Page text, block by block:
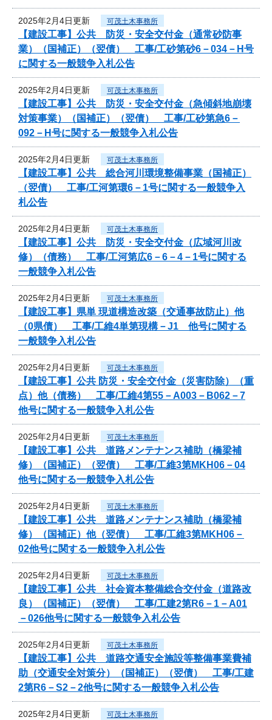
2025年2月4日更新 可茂土木事務所
【建設工事】公共 防災・安全交付金（通常砂防事
業）（国補正）（翌債） 工事/工砂第砂6－034－H号
に関する一般競争入札公告
2025年2月4日更新 可茂土木事務所
【建設工事】公共 防災・安全交付金（急傾斜地崩壊
対策事業）（国補正）（翌債） 工事/工砂第急6－
092－H号に関する一般競争入札公告
2025年2月4日更新 可茂土木事務所
【建設工事】公共 総合河川環境整備事業（国補正）
（翌債） 工事/工河第環6－1号に関する一般競争入
札公告
2025年2月4日更新 可茂土木事務所
【建設工事】公共 防災・安全交付金（広域河川改
修）（債務） 工事/工河第広6－6－4－1号に関する
一般競争入札公告
2025年2月4日更新 可茂土木事務所
【建設工事】県単 現道構造改築（交通事故防止）他
（0県債） 工事/工維4単第現構－J1 他号に関する
一般競争入札公告
2025年2月4日更新 可茂土木事務所
【建設工事】公共 防災・安全交付金（災害防除）（重
点）他（債務） 工事/工維4第55－A003－B062－7
他号に関する一般競争入札公告
2025年2月4日更新 可茂土木事務所
【建設工事】公共 道路メンテナンス補助（橋梁補
修）（国補正）（翌債） 工事/工維3第MKH06－04
他号に関する一般競争入札公告
2025年2月4日更新 可茂土木事務所
【建設工事】公共 道路メンテナンス補助（橋梁補
修）（国補正）他（翌債） 工事/工維3第MKH06－
02他号に関する一般競争入札公告
2025年2月4日更新 可茂土木事務所
【建設工事】公共 社会資本整備総合交付金（道路改
良）（国補正）（翌債） 工事/工建2第R6－1－A01
－026他号に関する一般競争入札公告
2025年2月4日更新 可茂土木事務所
【建設工事】公共 道路交通安全施設等整備事業費補
助（交通安全対策分）（国補正）（翌債） 工事/工建
2第R6－S2－2他号に関する一般競争入札公告
2025年2月4日更新 可茂土木事務所